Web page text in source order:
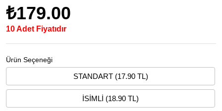
₺179.00
10 Adet Fiyatıdır
Ürün Seçeneği
STANDART (17.90 TL)
İSİMLİ (18.90 TL)